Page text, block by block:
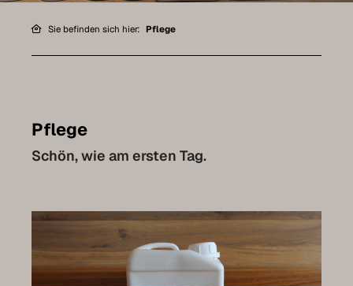
Sie befinden sich hier: Pflege
Pflege
Schön, wie am ersten Tag.
Leistungen
Möbel selbst planen
Pflege
Kontakt
Expo-Termin vereinbaren
Luxemburg Kollektion